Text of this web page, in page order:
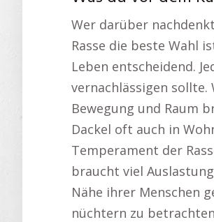
Wer darüber
Rasse die beste Wahl
Leben entscheidend.
vernachlässigen
Bewegung und Raum
Dackel oft auch in
Temperament der
braucht viel
Nähe ihrer Menschen
nüchtern zu